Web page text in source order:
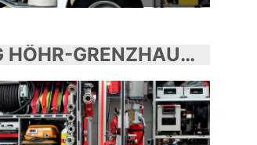
VG HÖHR-GRENZHAUSEN